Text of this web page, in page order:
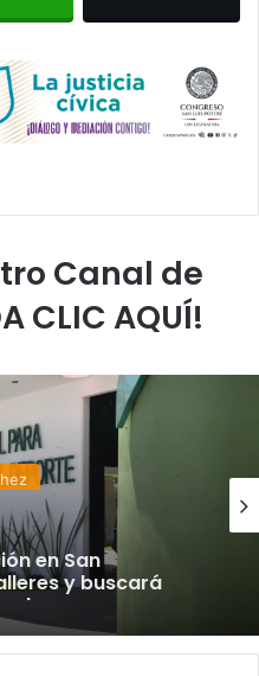
Canal de
CLIC AQUÍ!
en San
y buscará
alumnos